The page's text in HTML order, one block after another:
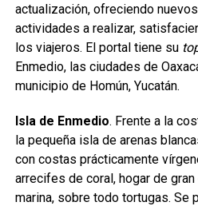
actualización, ofreciendo
actividades a realizar,
los viajeros. El portal tiene su
Enmedio, las ciudades de
municipio de Homún, Yucatán.
Isla de Enmedio. Frente a la
la pequeña isla de arenas
con costas prácticamente
arrecifes de coral, hogar de
marina, sobre todo tortugas. Se